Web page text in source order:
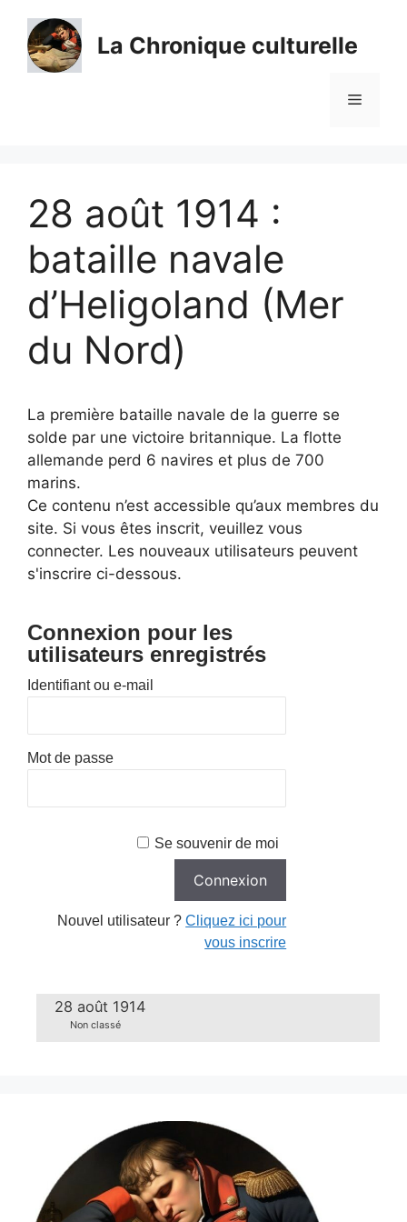
contenu
La Chronique culturelle
Menu
28 août 1914 :
bataille navale
d’Heligoland (Mer
du Nord)
La première bataille navale de la guerre se
solde par une victoire britannique. La flotte
allemande perd 6 navires et plus de 700
marins.
Ce contenu n’est accessible qu’aux membres du
site. Si vous êtes inscrit, veuillez vous
connecter. Les nouveaux utilisateurs peuvent
s'inscrire ci-dessous.
Connexion pour les
utilisateurs enregistrés
Identifiant ou e-mail
Mot de passe
Se souvenir de moi
Nouvel utilisateur ?Cliquez ici pour
vous inscrire
28 août 1914
Non classé